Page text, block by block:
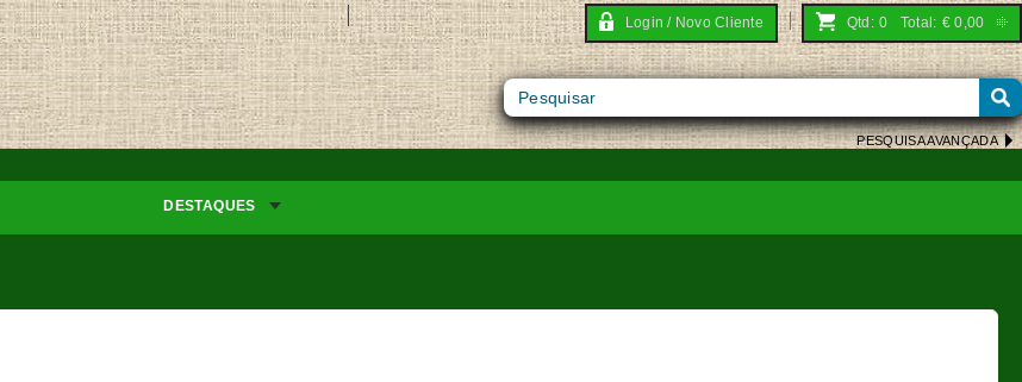
Login / Novo Cliente Qtd: 0 Total: €0,00
PESQUISA AVANÇADA
DESTAQUES